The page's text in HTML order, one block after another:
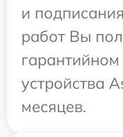
и
работ Вы
устройства
месяцев.